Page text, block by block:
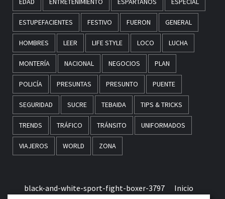
ESTUPEFACIENTES FESTIVO FUERON GENERAL
HOMBRES LEER LIFE STYLE LOCO LUCHA
MONTERÍA NACIONAL NEGOCIOS PLAN
POLICÍA PRESUNTAS PRESUNTO PUENTE
SEGURIDAD SUCRE TEBAIDA TIPS & TRICKS
TRENDS TRÁFICO TRÁNSITO UNIFORMADOS
VIAJEROS WORLD ZONA
black-and-white-sport-fight-boxer-3797 Inicio